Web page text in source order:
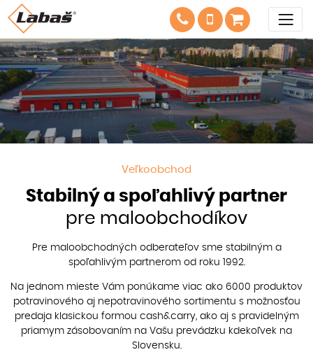
Veľkoobchod
Stabilný a spoľahlivý partner
pre maloobchodíkov
Pre maloobchodných odberateľov sme stabilným a
spoľahlivým partnerom od roku 1992.
Na jednom mieste Vám ponúkame viac ako 6000 produktov
potravinového aj nepotravinového sortimentu s možnosťou
predaja klasickou formou cash&carry, ako aj s pravidelným
priamym zásobovaním na Vašu prevádzku kdekoľvek na
Slovensku.